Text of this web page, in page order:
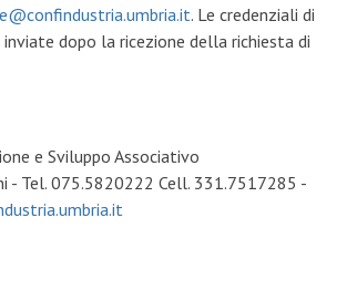
. Le credenziali di
inviate dopo la ricezione della richiesta di
e Sviluppo Associativo
- Tel. 075.5820222 Cell. 331.7517285 -